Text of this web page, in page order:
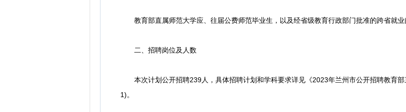
教育部直属师范大学应、往届公费师范毕业生，以及经省级教育行政部门批准的跨省就业
二、招聘岗位及人数
本次计划公开招聘239人，具体招聘计划和学科要求详见《2023年兰州市公开招聘教育部
1)。